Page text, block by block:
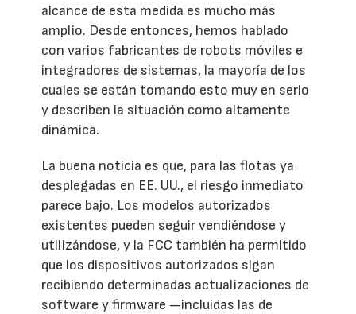
alcance de esta medida es mucho más
amplio. Desde entonces, hemos hablado
con varios fabricantes de robots móviles e
integradores de sistemas, la mayoría de los
cuales se están tomando esto muy en serio
y describen la situación como altamente
dinámica.
La buena noticia es que, para las flotas ya
desplegadas en EE. UU., el riesgo inmediato
parece bajo. Los modelos autorizados
existentes pueden seguir vendiéndose y
utilizándose, y la FCC también ha permitido
que los dispositivos autorizados sigan
recibiendo determinadas actualizaciones de
software y firmware —incluidas las de